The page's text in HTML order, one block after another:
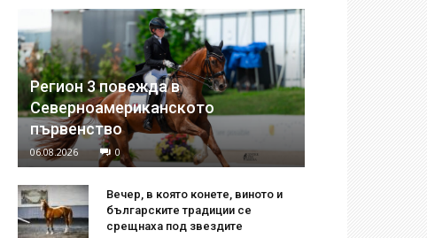
Регион 3 повежда в
Северноамериканското
първенство
06.08.2026 0
Вечер, в която конете, виното и
българските традиции се
срещнаха под звездите